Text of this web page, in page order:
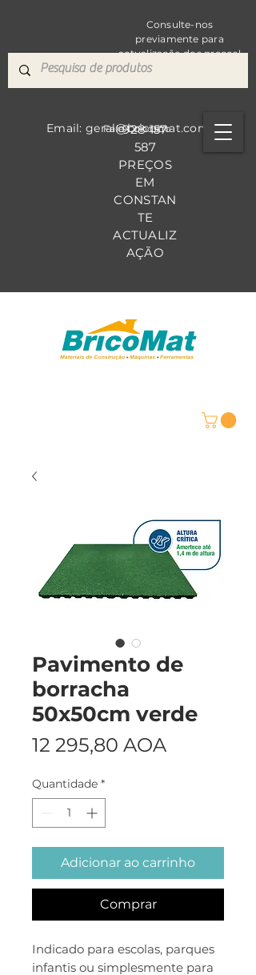
Consulte-nos
previamente para
actualização dos preços!
928 157
587
PREÇOS
EM
CONSTAN
TE
ACTUALIZ
AÇÃO
Fale Conosco
Email: geral@bricomat.com
Pavimento de
borracha
50x50cm verde
12 295,80 AOA
Quantidade *
Adicionar ao carrinho
Comprar
Indicado para escolas, parques
infantis ou simplesmente para